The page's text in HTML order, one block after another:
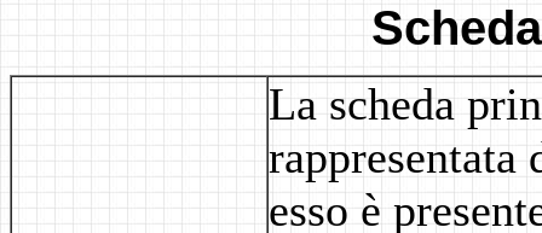
La scheda
esso è